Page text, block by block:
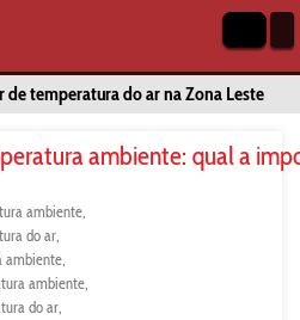
de temperatura do ar na Zona Leste
ambiente: qual a
ambiente
do ar
ambiente
ambiente
do ar